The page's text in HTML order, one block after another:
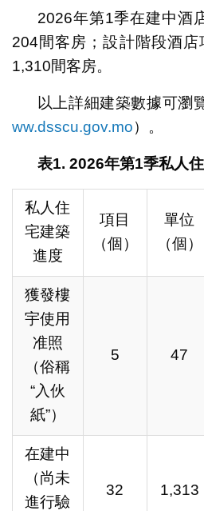
2026年第1季在建中酒
204間客房；設計階段酒
1,310間客房。
以上詳細建築數據可瀏
ww.dsscu.gov.mo）。
表1. 2026年第1季私人
私人住
宅建築
進度
項目
（個）
單位
（個）
獲發樓
宇使用
准照
（俗稱
“入伙
紙”）
5 47
在建中
（尚未
進行驗
32 1,313